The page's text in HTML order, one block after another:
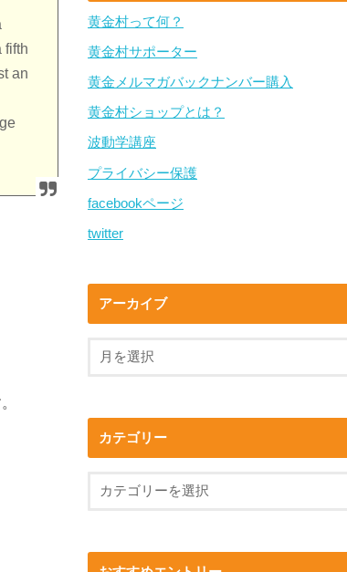
fifth
an
黄金村って何？
黄金村サポーター
黄金メルマガバックナンバー購入
黄金村ショップとは？
波動学講座
プライバシー保護
facebookページ
twitter
アーカイブ
カテゴリー